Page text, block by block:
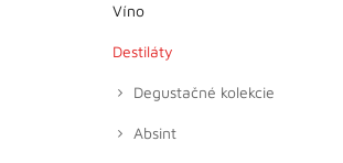
Víno
Destiláty
Degustačné kolekcie
Absint